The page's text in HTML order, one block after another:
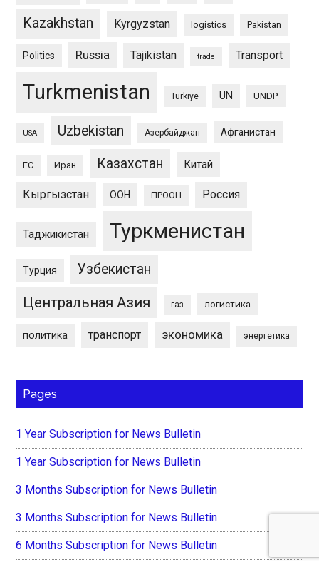
Kazakhstan Kyrgyzstan logistics Pakistan
Politics Russia Tajikistan trade Transport
Turkmenistan Türkiye UN UNDP
USA Uzbekistan Азербайджан Афганистан
ЕС Иран Казахстан Китай
Кыргызстан ООН ПРООН Россия
Таджикистан Туркменистан
Турция Узбекистан
Центральная Азия газ логистика
политика транспорт экономика энергетика
Pages
1 Year Subscription for News Bulletin
1 Year Subscription for News Bulletin
3 Months Subscription for News Bulletin
3 Months Subscription for News Bulletin
6 Months Subscription for News Bulletin